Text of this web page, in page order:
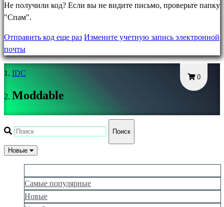
EL
EN
FI
FR
HR
IT
KO
NL
PT
Не получили код? Если вы не видите письмо, проверьте папку
"Спам".
Отправить код еще раз Измените учетную запись электронной
почты
0
IDC
Moddable
Поиск
Новые
Самые популярные
Новые